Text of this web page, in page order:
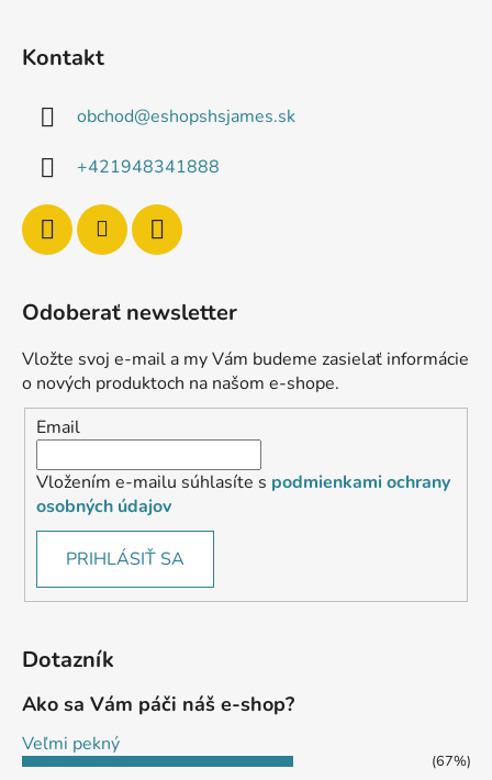
Kontakt
obchod@eshopshsjames.sk
+421948341888
Odoberať newsletter
Vložte svoj e-mail a my Vám budeme zasielať informácie
o nových produktoch na našom e-shope.
Email
Vložením e-mailu súhlasíte s podmienkami ochrany
osobných údajov
PRIHLÁSIŤ SA
Dotazník
Ako sa Vám páči náš e-shop?
Veľmi pekný
(67%)